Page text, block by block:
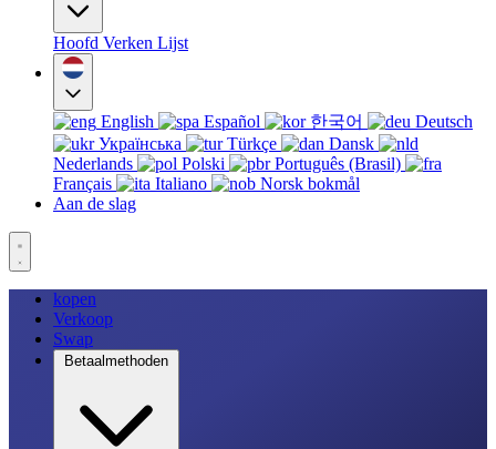
Hoofd Verken Lijst
English Español 한국어
Deutsch
Українська
Türkçe
Dansk
Nederlands
Polski
Português (Brasil)
Français
Italiano
Norsk bokmål
Aan de slag
kopen
Verkoop
Swap
Betaalmethoden